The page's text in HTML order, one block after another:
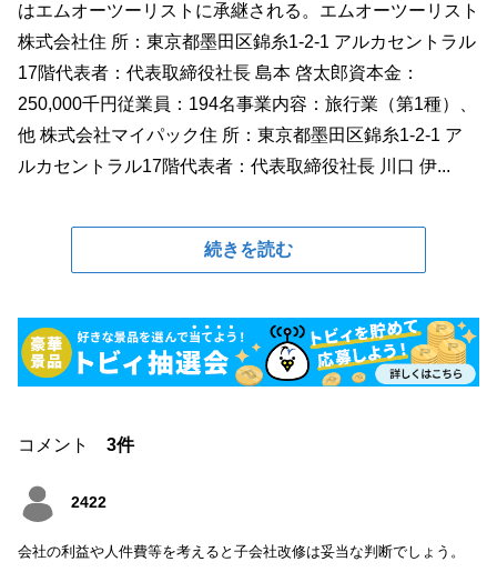
はエムオーツーリストに承継される。エムオーツーリスト
株式会社住 所：東京都墨田区錦糸1-2-1 アルカセントラル
17階代表者：代表取締役社長 島本 啓太郎資本金：
250,000千円従業員：194名事業内容：旅行業（第1種）、
他 株式会社マイパック住 所：東京都墨田区錦糸1-2-1 ア
ルカセントラル17階代表者：代表取締役社長 川口 伊...
続きを読む
コメント 3件
2422
会社の利益や人件費等を考えると子会社改修は妥当な判断でしょう。